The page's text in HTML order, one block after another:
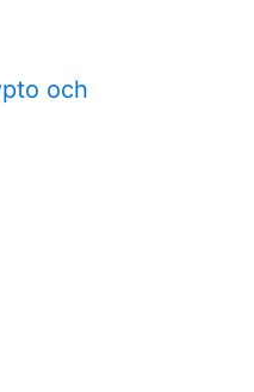
och